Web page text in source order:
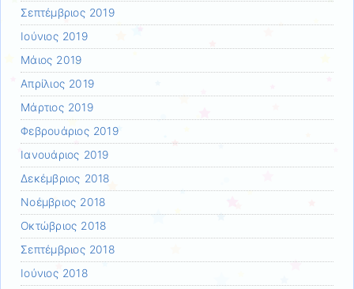
Σεπτέμβριος 2019
Ιούνιος 2019
Μάιος 2019
Απρίλιος 2019
Μάρτιος 2019
Φεβρουάριος 2019
Ιανουάριος 2019
Δεκέμβριος 2018
Νοέμβριος 2018
Οκτώβριος 2018
Σεπτέμβριος 2018
Ιούνιος 2018